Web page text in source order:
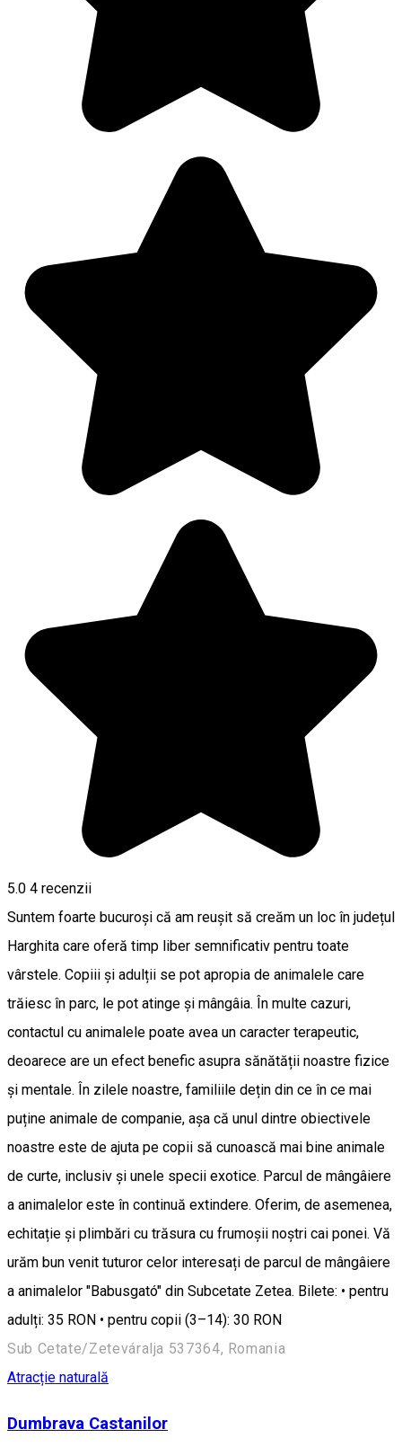
5.0 4 recenzii
Suntem foarte bucuroși că am reușit să creăm un loc în județul
Harghita care oferă timp liber semnificativ pentru toate
vârstele. Copiii și adulții se pot apropia de animalele care
trăiesc în parc, le pot atinge și mângâia. În multe cazuri,
contactul cu animalele poate avea un caracter terapeutic,
deoarece are un efect benefic asupra sănătății noastre fizice
și mentale. În zilele noastre, familiile dețin din ce în ce mai
puține animale de companie, așa că unul dintre obiectivele
noastre este de ajuta pe copii să cunoască mai bine animale
de curte, inclusiv și unele specii exotice. Parcul de mângâiere
a animalelor este în continuă extindere. Oferim, de asemenea,
echitație și plimbări cu trăsura cu frumoșii noștri cai ponei. Vă
urăm bun venit tuturor celor interesați de parcul de mângâiere
a animalelor "Babusgató" din Subcetate Zetea. Bilete: • pentru
adulți: 35 RON • pentru copii (3–14): 30 RON
Sub Cetate/Zeteváralja 537364, Romania
Atracție naturală
Dumbrava Castanilor